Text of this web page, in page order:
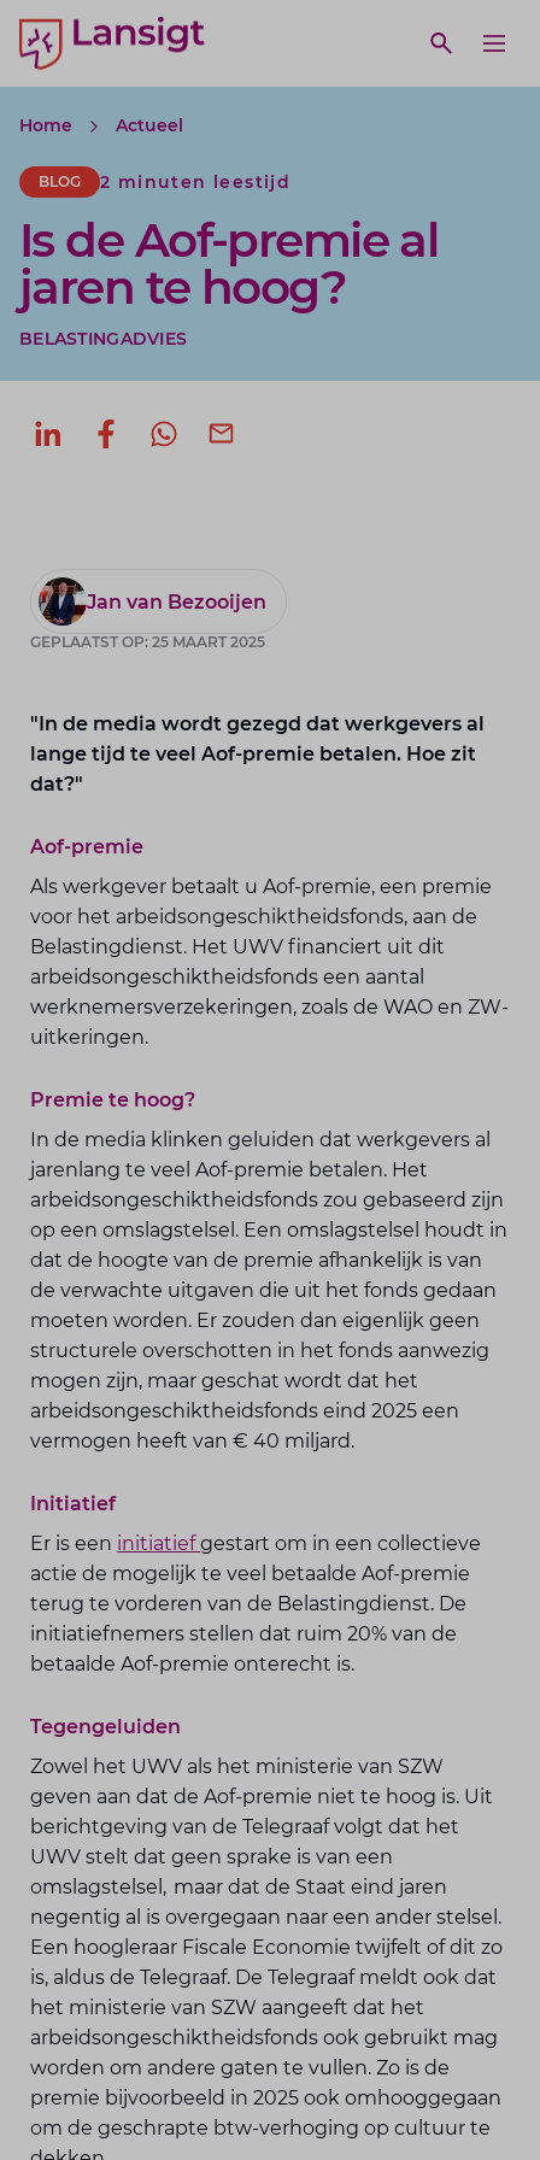
Lansigt Accountants logo
Open
search website
Home Actueel
BLOG 2 minuten leestijd
Is de Aof-premie al
jaren te hoog?
BELASTINGADVIES
Deel op LinkedIn
Deel op Facebook
Jan van Bezooijen
GEPLAATST OP: 25 MAART 2025
"In de media wordt gezegd dat werkgevers al
lange tijd te veel Aof-premie betalen. Hoe zit
dat?"
Aof-premie
Als werkgever betaalt u Aof-premie, een premie
voor het arbeidsongeschiktheidsfonds, aan de
Belastingdienst. Het UWV financiert uit dit
arbeidsongeschiktheidsfonds een aantal
werknemersverzekeringen, zoals de WAO en ZW-
uitkeringen.
Premie te hoog?
In de media klinken geluiden dat werkgevers al
jarenlang te veel Aof-premie betalen. Het
arbeidsongeschiktheidsfonds zou gebaseerd zijn
op een omslagstelsel. Een omslagstelsel houdt in
dat de hoogte van de premie afhankelijk is van
de verwachte uitgaven die uit het fonds gedaan
moeten worden. Er zouden dan eigenlijk geen
structurele overschotten in het fonds aanwezig
mogen zijn, maar geschat wordt dat het
arbeidsongeschiktheidsfonds eind 2025 een
vermogen heeft van € 40 miljard.
Initiatief
Er is een initiatiefgestart om in een collectieve
actie de mogelijk te veel betaalde Aof-premie
terug te vorderen van de Belastingdienst. De
initiatiefnemers stellen dat ruim 20% van de
betaalde Aof-premie onterecht is.
Tegengeluiden
Zowel het UWV als het ministerie van SZW
geven aan dat de Aof-premie niet te hoog is. Uit
berichtgeving van de Telegraaf volgt dat het
UWV stelt dat geen sprake is van een
omslagstelsel, maar dat de Staat eind jaren
negentig al is overgegaan naar een ander stelsel.
Een hoogleraar Fiscale Economie twijfelt of dit zo
is, aldus de Telegraaf. De Telegraaf meldt ook dat
het ministerie van SZW aangeeft dat het
arbeidsongeschiktheidsfonds ook gebruikt mag
worden om andere gaten te vullen. Zo is de
premie bijvoorbeeld in 2025 ook omhooggegaan
om de geschrapte btw-verhoging op cultuur te